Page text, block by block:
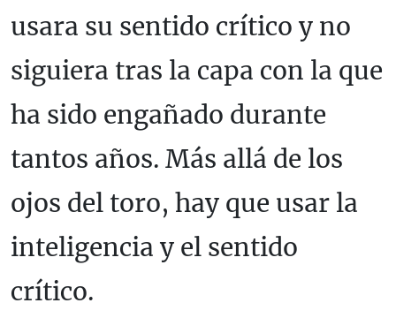
usara su sentido crítico y no
siguiera tras la capa con la que
ha sido engañado durante
tantos años. Más allá de los
ojos del toro, hay que usar la
inteligencia y el sentido
crítico.